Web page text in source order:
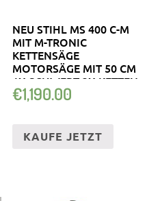
NEU STIHL MS 400 C-M
MIT M-TRONIC
KETTENSÄGE
MOTORSÄGE MIT 50 CM
1X SCHWERT 3X KETTEN
€1,190.00
KAUFE JETZT